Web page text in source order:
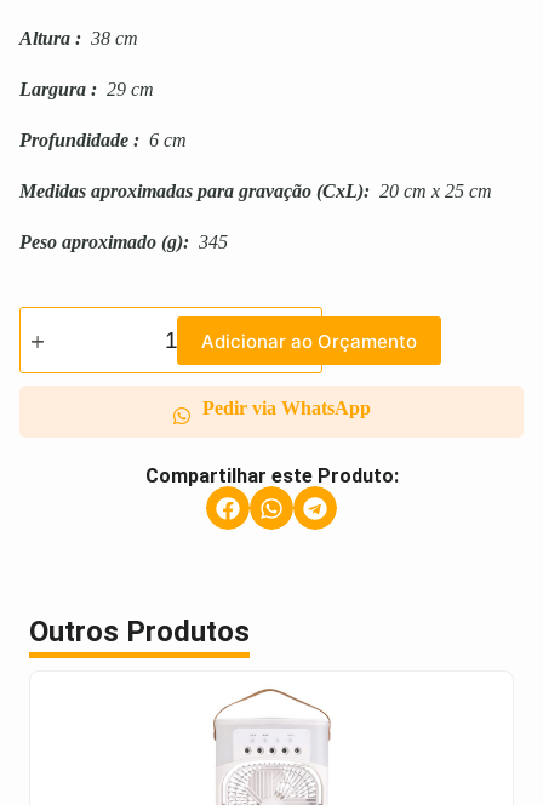
Altura : 38 cm
Largura : 29 cm
Profundidade : 6 cm
Medidas aproximadas para gravação (CxL): 20 cm x 25 cm
Peso aproximado (g): 345
Adicionar ao Orçamento
Pedir via WhatsApp
Compartilhar este Produto:
Outros Produtos